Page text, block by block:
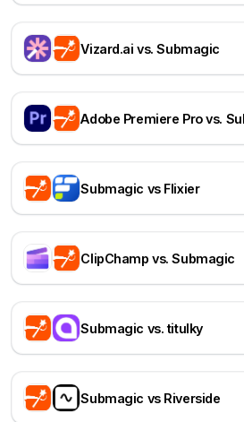
Vizard.ai vs. Submagic
Adobe Premiere Pro vs.
Submagic vs Flixier
ClipChamp vs. Submagic
Submagic vs. titulky
Submagic vs Riverside